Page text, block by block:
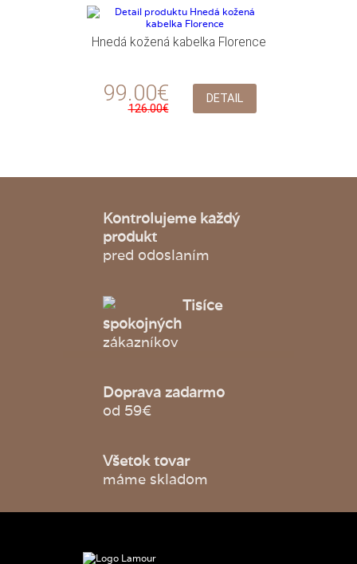
Hnedá kožená kabelka Florence
99.00€
126.00€
DETAIL
Kontrolujeme každý
produkt
pred odoslaním
Tisíce
spokojných
zákazníkov
Doprava zadarmo
od 59€
Všetok tovar
máme skladom